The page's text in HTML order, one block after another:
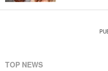
TOP NEWS